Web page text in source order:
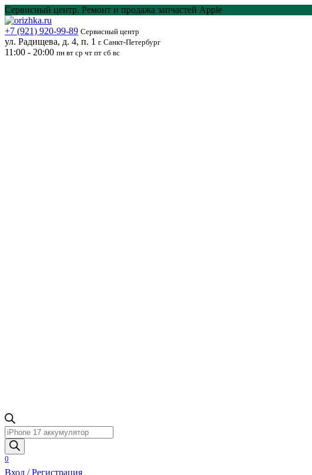
Перейти
к
содержанию
Сервисный центр. Ремонт и продажа запчастей Apple
+7 (921) 920-99-89 Сервисный центр
ул. Радищева, д. 4, п. 1 г. Санкт-Петербург
11:00 - 20:00 пн вт ср чт пт сб вс
Поиск
товаров
0
Вход / Регистрация